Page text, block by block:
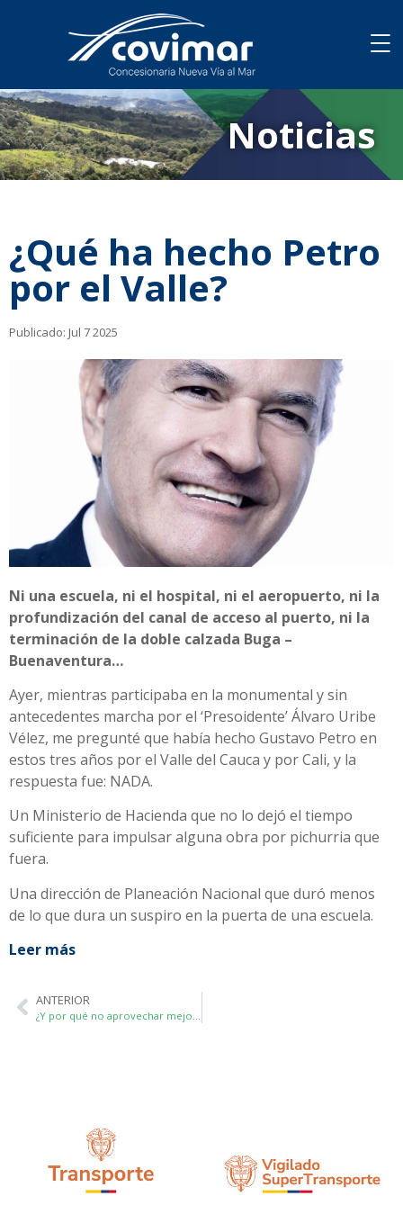
Noticias
¿Qué ha hecho Petro
por el Valle?
Publicado: Jul 7 2025
Ni una escuela, ni el hospital, ni el aeropuerto, ni la
profundización del canal de acceso al puerto, ni la
terminación de la doble calzada Buga –
Buenaventura…
Ayer, mientras participaba en la monumental y sin
antecedentes marcha por el ‘Presoidente’ Álvaro Uribe
Vélez, me pregunté que había hecho Gustavo Petro en
estos tres años por el Valle del Cauca y por Cali, y la
respuesta fue: NADA.
Un Ministerio de Hacienda que no lo dejó el tiempo
suficiente para impulsar alguna obra por pichurria que
fuera.
Una dirección de Planeación Nacional que duró menos
de lo que dura un suspiro en la puerta de una escuela.
Leer más
ANTERIOR